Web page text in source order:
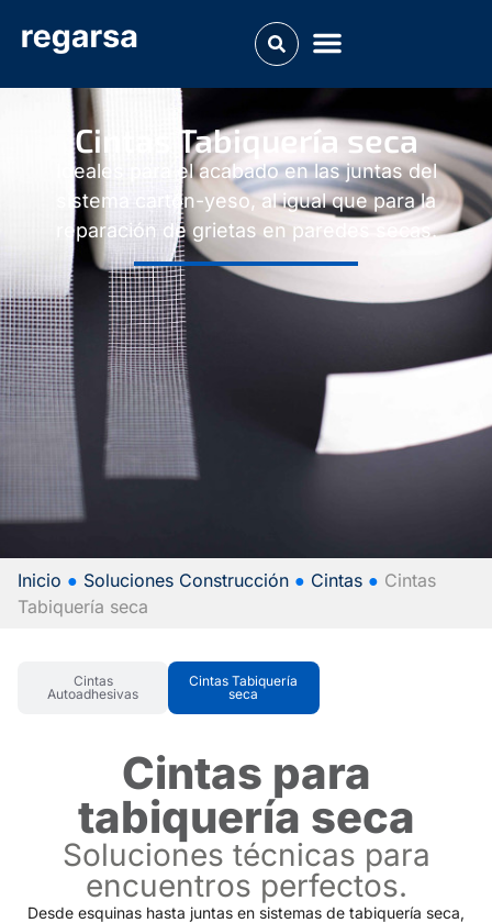
Cintas Tabiquería seca
Ideales para el acabado en las juntas del
sistema cartón-yeso, al igual que para la
reparación de grietas en paredes secas.
Inicio ● Soluciones Construcción ● Cintas ● Cintas
Tabiquería seca
Cintas
Autoadhesivas
Cintas Tabiquería
seca
Cintas para
tabiquería seca
Soluciones técnicas para
encuentros perfectos.
Desde esquinas hasta juntas en sistemas de tabiquería seca,